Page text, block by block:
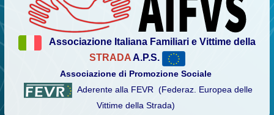
Associazione Italiana Familiari e Vittime della
STRADAA.P.S.
Associazione di Promozione Sociale
Aderente alla FEVR (Federaz. Europea delle
Vittime della Strada)